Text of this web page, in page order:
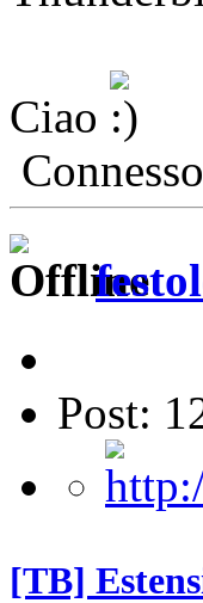
Ciao
Connesso
Post:
[TB]